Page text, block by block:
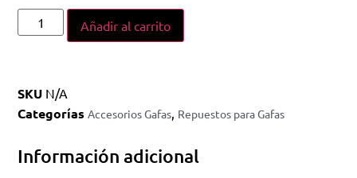
Añadir al carrito
SKU N/A
Categorías Accesorios Gafas, Repuestos para Gafas
Información adicional